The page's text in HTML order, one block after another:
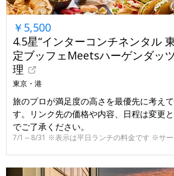
￥5,500
4.5星“インターコンチネンタル
定ブッフェMeetsハーゲンダッ
理
東京・港
旅のプロが満足度の高さを最優先に考え
す。リンク先の価格や内容、日程は変更
でご了承ください。
7/1～8/31 ※表示は平日ランチの料金です ※サ